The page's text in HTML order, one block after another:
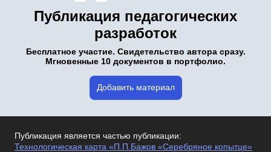
Публикация педагогических
разработок
Бесплатное участие. Свидетельство автора сразу.
Мгновенные 10 документов в портфолио.
Добавить материал
Публикация является частью публикации:
Технологическая карта «П.П.Бажов «Серебряное копытце»